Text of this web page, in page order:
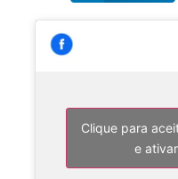
Clique para
e